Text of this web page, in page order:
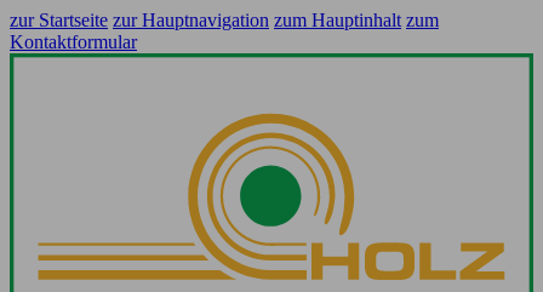
zur Startseite zur Hauptnavigation zum Hauptinhalt zum
Kontaktformular